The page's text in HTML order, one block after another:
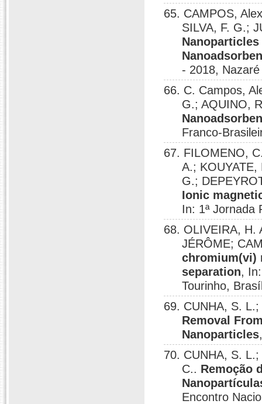
65. CAMPOS,
SILVA, F. G.;
- 2018,
66. C. Campos,
G.; AQUINO,
Franco-
67. FILOMENO,
A.;
G.;
Ionic
In: 1ª Jornada
68. OLIVEIRA, H.
JÉRÔME;
chromium(vi)
separation,
Tourinho,
69. CUNHA, S.
Removal
Nanoparticles
70. CUNHA, S.
C.. Remoção
Encontro